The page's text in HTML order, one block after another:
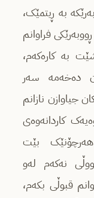
بە ڕیتمێک،
فراوانم
بە کارەکەم،
دەخەمە سەر
جیاوازن نازانم
کاردانەوەی
بێت
نەکەم لەو
قبوڵی بکەم،